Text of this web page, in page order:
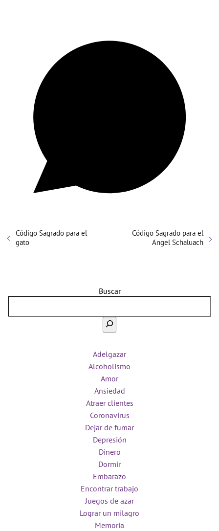
Código Sagrado para el
gato
Código Sagrado para el
Angel Schaluach
Buscar
Adelgazar
Alcoholismo
Amor
Ansiedad
Atraer clientes
Coronavirus
Dejar de fumar
Depresión
Dinero
Dormir
Embarazo
Encontrar trabajo
Juegos de azar
Lograr un milagro
Memoria